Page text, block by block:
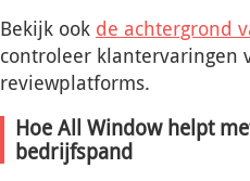
Bekijk ook de achtergrond
controleer klantervaringen
reviewplatforms.
Hoe All Window helpt
bedrijfspand